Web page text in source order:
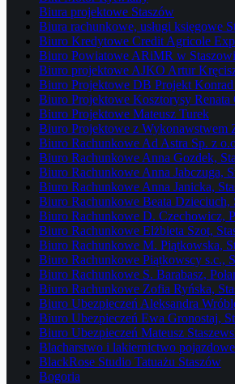
Biura projektowe Staszów
Biura rachunkowe, usługi księgowe
Biuro Kredytowe Credit Agricole
Biuro Powiatowe ARiMR w
Biuro projektowe AJKO Artur
Biuro Projektowe DB Projekt Konrad
Biuro Projektowe Kosztorysy Renata
Biuro Projektowe Mateusz Turek
Biuro Projektowe z Wykonawstwem
Biuro Rachunkowe Ad Astra Sp. z
Biuro Rachunkowe Anna Gozdek,
Biuro Rachunkowe Anna Jabczuga,
Biuro Rachunkowe Anna Janicka,
Biuro Rachunkowe Beata Dzieciuch,
Biuro Rachunkowe D. Czechowicz,
Biuro Rachunkowe Elżbieta Szot,
Biuro Rachunkowe M. Piątkowska,
Biuro Rachunkowe Piątkowscy s.c.,
Biuro Rachunkowe S. Barabasz,
Biuro Rachunkowe Zofia Ryńska,
Biuro Ubezpieczeń Aleksandra
Biuro Ubezpieczeń Ewa Gronostaj,
Biuro Ubezpieczeń Mateusz
Blacharstwo i lakiernictwo pojazdowe
BlackRose Studio Tatuażu Staszów
Bogoria